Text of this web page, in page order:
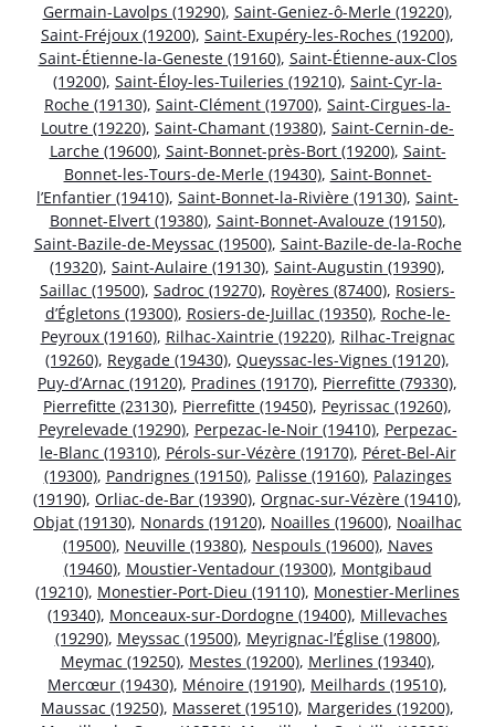
Germain-Lavolps (19290), Saint-Geniez-ô-Merle (19220),
Saint-Fréjoux (19200), Saint-Exupéry-les-Roches (19200),
Saint-Étienne-la-Geneste (19160), Saint-Étienne-aux-Clos
(19200), Saint-Éloy-les-Tuileries (19210), Saint-Cyr-la-
Roche (19130), Saint-Clément (19700), Saint-Cirgues-la-
Loutre (19220), Saint-Chamant (19380), Saint-Cernin-de-
Larche (19600), Saint-Bonnet-près-Bort (19200), Saint-
Bonnet-les-Tours-de-Merle (19430), Saint-Bonnet-
l’Enfantier (19410), Saint-Bonnet-la-Rivière (19130), Saint-
Bonnet-Elvert (19380), Saint-Bonnet-Avalouze (19150),
Saint-Bazile-de-Meyssac (19500), Saint-Bazile-de-la-Roche
(19320), Saint-Aulaire (19130), Saint-Augustin (19390),
Saillac (19500), Sadroc (19270), Royères (87400), Rosiers-
d’Égletons (19300), Rosiers-de-Juillac (19350), Roche-le-
Peyroux (19160), Rilhac-Xaintrie (19220), Rilhac-Treignac
(19260), Reygade (19430), Queyssac-les-Vignes (19120),
Puy-d’Arnac (19120), Pradines (19170), Pierrefitte (79330),
Pierrefitte (23130), Pierrefitte (19450), Peyrissac (19260),
Peyrelevade (19290), Perpezac-le-Noir (19410), Perpezac-
le-Blanc (19310), Pérols-sur-Vézère (19170), Péret-Bel-Air
(19300), Pandrignes (19150), Palisse (19160), Palazinges
(19190), Orliac-de-Bar (19390), Orgnac-sur-Vézère (19410),
Objat (19130), Nonards (19120), Noailles (19600), Noailhac
(19500), Neuville (19380), Nespouls (19600), Naves
(19460), Moustier-Ventadour (19300), Montgibaud
(19210), Monestier-Port-Dieu (19110), Monestier-Merlines
(19340), Monceaux-sur-Dordogne (19400), Millevaches
(19290), Meyssac (19500), Meyrignac-l’Église (19800),
Meymac (19250), Mestes (19200), Merlines (19340),
Mercœur (19430), Ménoire (19190), Meilhards (19510),
Maussac (19250), Masseret (19510), Margerides (19200),